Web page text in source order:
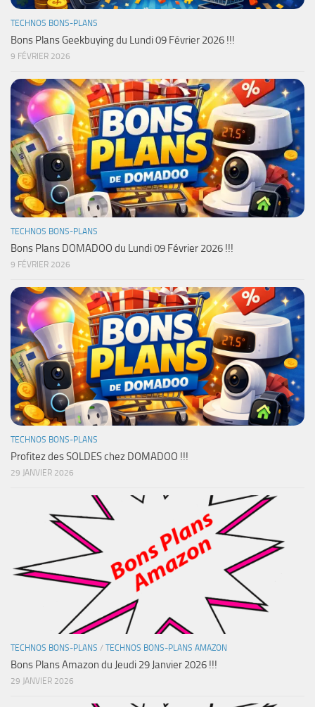
TECHNOS BONS-PLANS
Bons Plans Geekbuying du Lundi 09 Février 2026 !!!
9 FÉVRIER 2026
TECHNOS BONS-PLANS
Bons Plans DOMADOO du Lundi 09 Février 2026 !!!
9 FÉVRIER 2026
TECHNOS BONS-PLANS
Profitez des SOLDES chez DOMADOO !!!
29 JANVIER 2026
TECHNOS BONS-PLANS / TECHNOS BONS-PLANS AMAZON
Bons Plans Amazon du Jeudi 29 Janvier 2026 !!!
29 JANVIER 2026